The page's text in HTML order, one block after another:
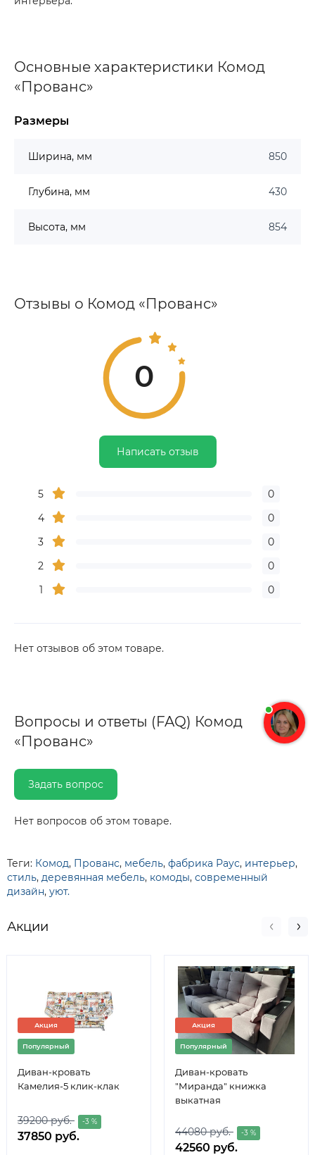
Основные характеристики Комод
«Прованс»
Размеры
Ширина, мм 850
Глубина, мм 430
Высота, мм 854
Отзывы о Комод «Прованс»
0
Написать отзыв
5
0
4
0
3
0
2
0
1
0
Нет отзывов об этом товаре.
Вопросы и ответы (FAQ) Комод
«Прованс»
Задать вопрос
Нет вопросов об этом товаре.
Теги: Комод, Прованс, мебель, фабрика Раус, интерьер,
стиль, деревянная мебель, комоды, современный
дизайн, уют.
Акции
Акция
Популярный
Диван-кровать
Камелия-5 клик-клак
39200 руб. -3 %
37850 руб.
Акция
Популярный
Диван-кровать
"Миранда" книжка
выкатная
44080 руб. -3 %
42560 руб.